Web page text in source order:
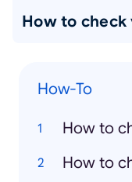
How to check
How-To